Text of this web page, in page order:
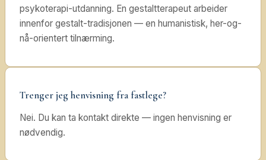
psykoterapi-utdanning. En gestaltterapeut arbeider
innenfor gestalt-tradisjonen — en humanistisk, her-og-
nå-orientert tilnærming.
Trenger jeg henvisning fra fastlege?
Nei. Du kan ta kontakt direkte — ingen henvisning er
nødvendig.